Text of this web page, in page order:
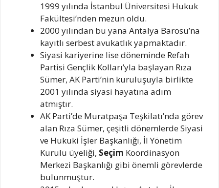
1999 yılında İstanbul Üniversitesi Hukuk
Fakültesi’nden mezun oldu.
2000 yılından bu yana Antalya Barosu’na
kayıtlı serbest avukatlık yapmaktadır.
Siyasi kariyerine lise döneminde Refah
Partisi Gençlik Kolları’yla başlayan Rıza
Sümer, AK Parti’nin kuruluşuyla birlikte
2001 yılında siyasi hayatına adım
atmıştır.
AK Parti’de Muratpaşa Teşkilatı’nda görev
alan Rıza Sümer, çeşitli dönemlerde Siyasi
ve Hukuki İşler Başkanlığı, İl Yönetim
Kurulu üyeliği, Seçim Koordinasyon
Merkezi Başkanlığı gibi önemli görevlerde
bulunmuştur.